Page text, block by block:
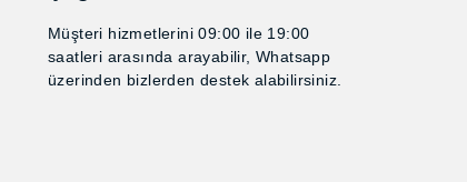
Müşteri hizmetlerini 09:00 ile 19:00
saatleri arasında arayabilir,